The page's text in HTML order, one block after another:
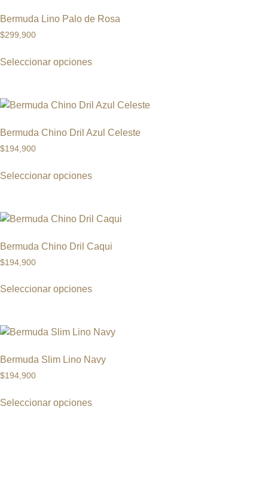
Bermuda Lino Palo de Rosa
$299,900
Seleccionar opciones
Bermuda Chino Dril Azul Celeste
$194,900
Seleccionar opciones
Bermuda Chino Dril Caqui
$194,900
Seleccionar opciones
Bermuda Slim Lino Navy
$194,900
Seleccionar opciones